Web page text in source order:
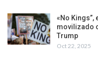
«No
movilizado
Trump
Oct 22, 2025